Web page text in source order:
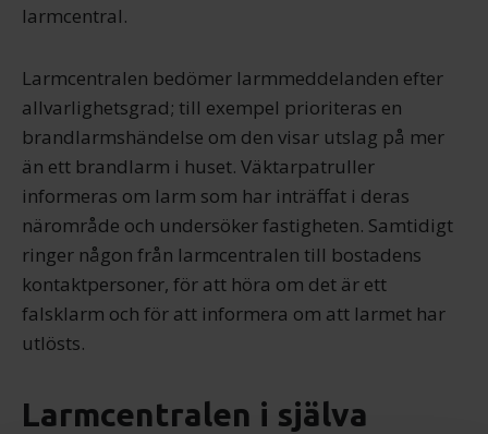
larmcentral.
Larmcentralen bedömer larmmeddelanden efter
allvarlighetsgrad; till exempel prioriteras en
brandlarmshändelse om den visar utslag på mer
än ett brandlarm i huset. Väktarpatruller
informeras om larm som har inträffat i deras
närområde och undersöker fastigheten. Samtidigt
ringer någon från larmcentralen till bostadens
kontaktpersoner, för att höra om det är ett
falsklarm och för att informera om att larmet har
utlösts.
Larmcentralen i själva